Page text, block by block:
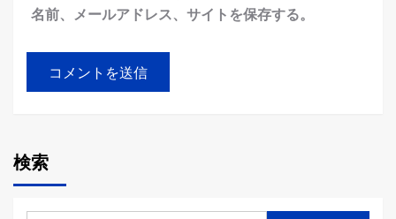
名前、メールアドレス、サイトを保存する。
検索